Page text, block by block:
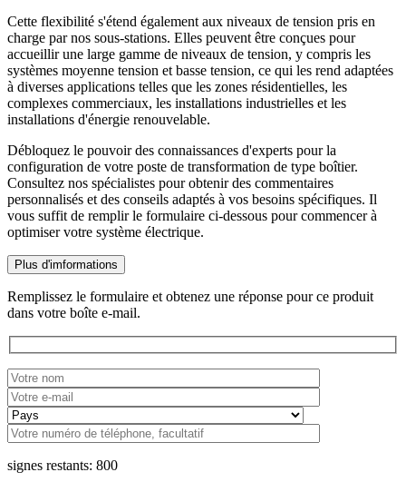
Cette flexibilité s'étend également aux niveaux de tension pris en
charge par nos sous-stations. Elles peuvent être conçues pour
accueillir une large gamme de niveaux de tension, y compris les
systèmes moyenne tension et basse tension, ce qui les rend adaptées
à diverses applications telles que les zones résidentielles, les
complexes commerciaux, les installations industrielles et les
installations d'énergie renouvelable.
Débloquez le pouvoir des connaissances d'experts pour la
configuration de votre poste de transformation de type boîtier.
Consultez nos spécialistes pour obtenir des commentaires
personnalisés et des conseils adaptés à vos besoins spécifiques. Il
vous suffit de remplir le formulaire ci-dessous pour commencer à
optimiser votre système électrique.
Plus d'imformations
Remplissez le formulaire et obtenez une réponse pour ce produit
dans votre boîte e-mail.
signes restants: 800